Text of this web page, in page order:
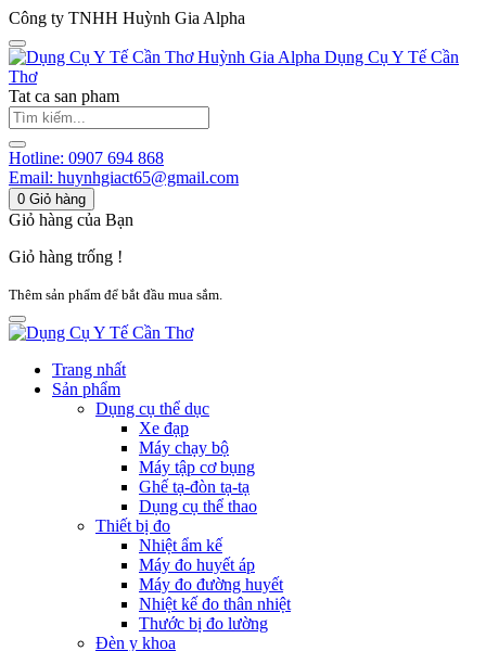
Công ty TNHH Huỳnh Gia Alpha
Huỳnh Gia Alpha Dụng Cụ Y Tế Cần
Thơ
Tat ca san pham
Hotline: 0907 694 868
Email: huynhgiact65@gmail.com
0 Giỏ hàng
Giỏ hàng của Bạn
Giỏ hàng trống !
Thêm sản phẩm để bắt đầu mua sắm.
Trang nhất
Sản phẩm
Dụng cụ thể dục
Xe đạp
Máy chạy bộ
Máy tập cơ bụng
Ghế tạ-đòn tạ-tạ
Dụng cụ thể thao
Thiết bị đo
Nhiệt ẩm kế
Máy đo huyết áp
Máy đo đường huyết
Nhiệt kế đo thân nhiệt
Thước bị đo lường
Đèn y khoa